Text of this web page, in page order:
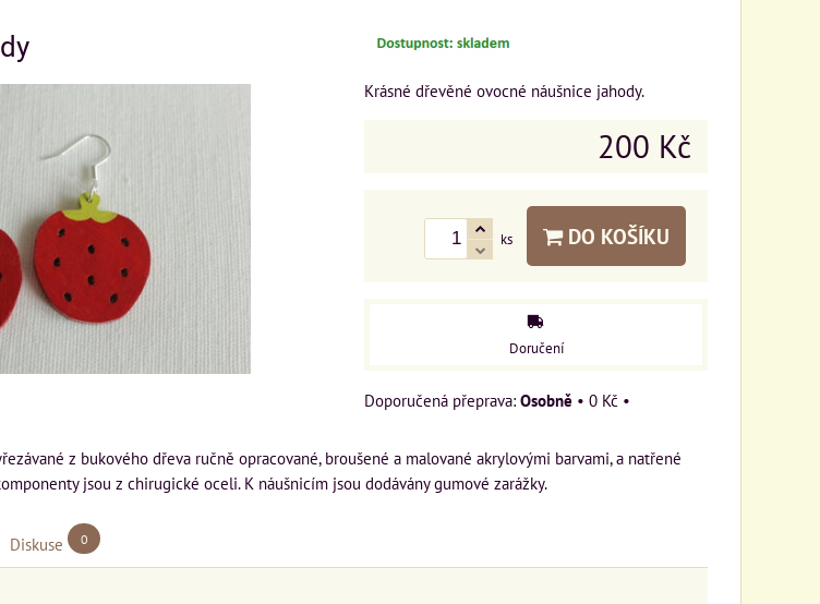
Krásné dřevěné ovocné náušnice jahody.
200 Kč
ks DO KOŠÍKU
Doručení
Osobně • 0 Kč •
z bukového dřeva ručně opracované, broušené a malované akrylovými barvami, a natřené
jsou z chirugické oceli. K náušnicím jsou dodávány gumové zarážky.
Diskuse 0